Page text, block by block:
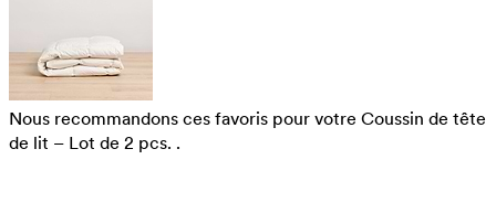
Nous recommandons ces favoris pour votre Coussin de tête
de lit – Lot de 2 pcs. .